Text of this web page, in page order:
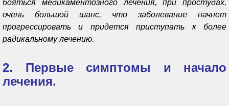
бояться медикаментозного лечения, при простудах,
очень большой шанс, что заболевание начнет
прогрессировать и придется приступать к более
радикальному лечению.
2. Первые симптомы и начало
лечения.